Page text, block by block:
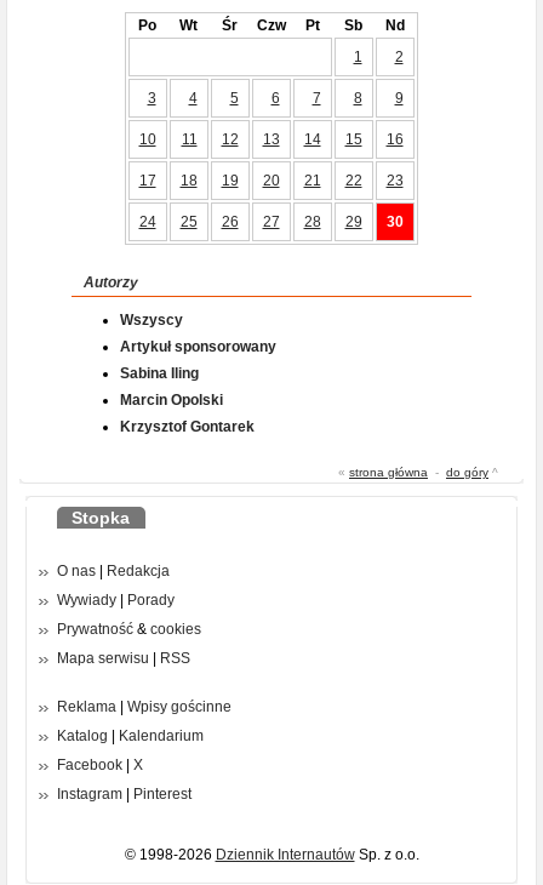
Po Wt Śr Czw Pt Sb
Nd
1
2
3 4 5 6 7 8 9
10 11 12 13 14 15 16
17 18 19 20 21 22 23
24 25 26 27 28 29 30
Autorzy
Wszyscy
Artykuł sponsorowany
Sabina Iling
Marcin Opolski
Krzysztof Gontarek
« strona główna - do góry ^
Stopka
O nas
Redakcja
Wywiady
Porady
Prywatność & cookies
Mapa serwisu
RSS
Reklama
Wpisy gościnne
Katalog
Kalendarium
Facebook
X
Instagram
Pinterest
© 1998-2026 Dziennik InternautówSp. z o.o.